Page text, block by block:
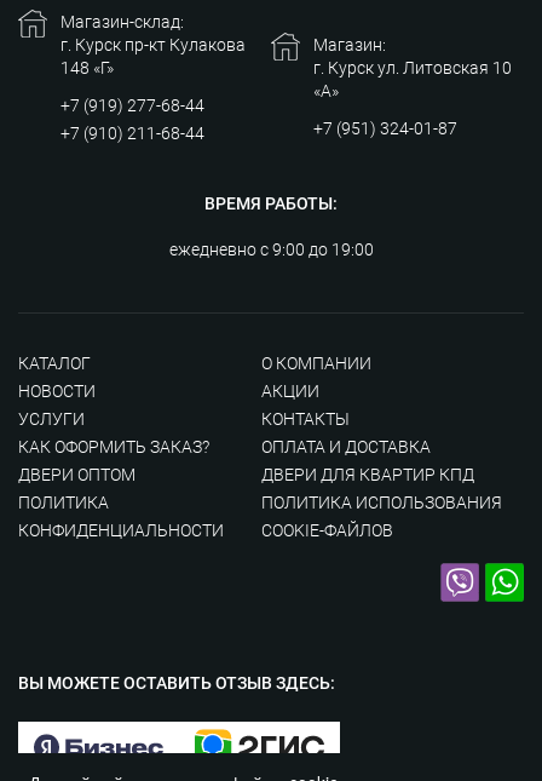
Магазин-склад:
г. Курск пр-кт Кулакова
148 «Г»
+7 (919) 277-68-44
+7 (910) 211-68-44
Магазин:
г. Курск ул. Литовская 10
«А»
+7 (951) 324-01-87
ВРЕМЯ РАБОТЫ:
ежедневно с 9:00 до 19:00
КАТАЛОГ
О КОМПАНИИ
НОВОСТИ
АКЦИИ
УСЛУГИ
КОНТАКТЫ
КАК ОФОРМИТЬ ЗАКАЗ?
ОПЛАТА И ДОСТАВКА
ДВЕРИ ОПТОМ
ДВЕРИ ДЛЯ КВАРТИР КПД
ПОЛИТИКА
КОНФИДЕНЦИАЛЬНОСТИ
ПОЛИТИКА ИСПОЛЬЗОВАНИЯ
COOKIE-ФАЙЛОВ
ВЫ МОЖЕТЕ ОСТАВИТЬОТЗЫВ ЗДЕСЬ: